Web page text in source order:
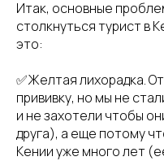
Итак, основные
столкнуться турист в
это:
✅Желтая лихорадка.
прививку, но мы не
и не захотели чтобы
друга), а еще потому
Кении уже много лет